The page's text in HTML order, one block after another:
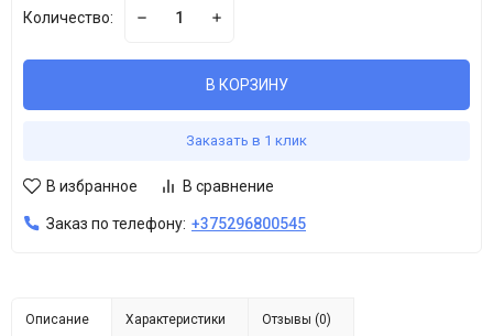
Количество:
В КОРЗИНУ
Заказать в 1 клик
В избранное В сравнение
Заказ по телефону: +375296800545
Описание Характеристики Отзывы (0)